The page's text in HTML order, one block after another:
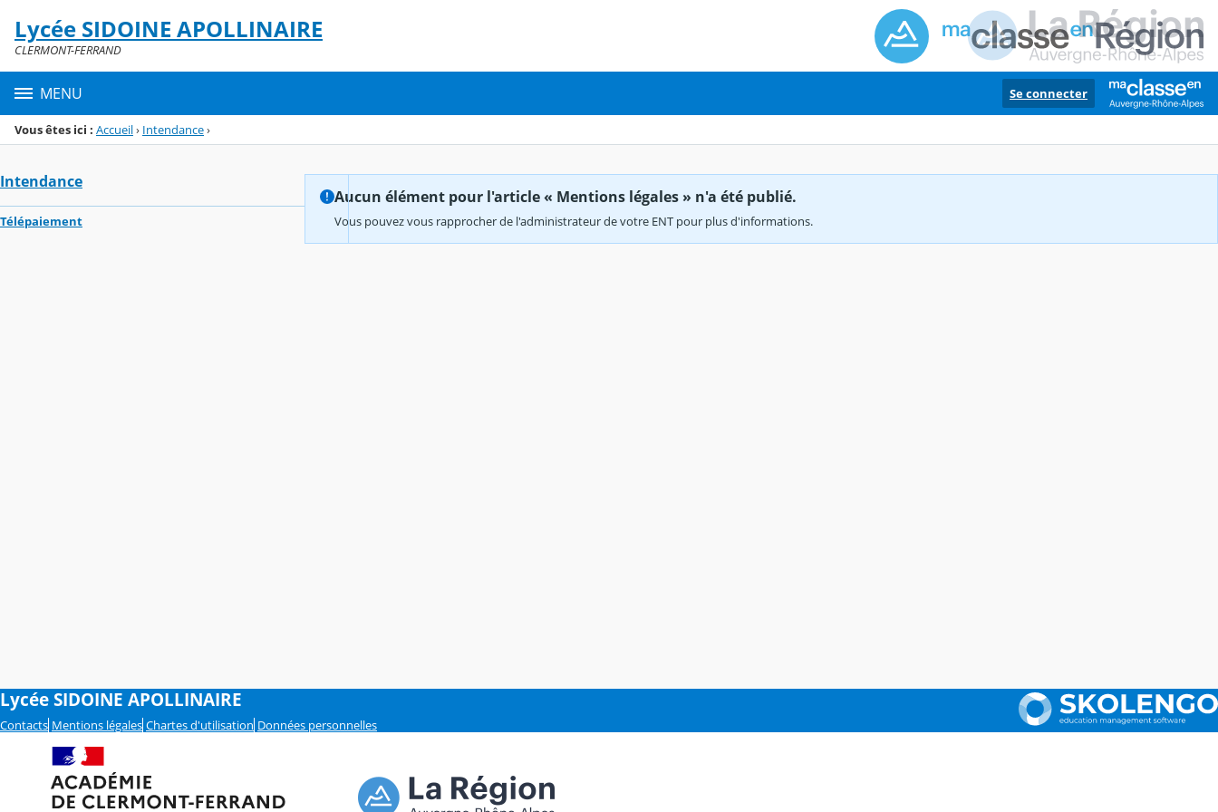
Menu de la rubrique
Contenu
Lycée SIDOINE APOLLINAIRE
CLERMONT-FERRAND
MENU Se connecter
Vous êtes ici : Accueil› Intendance›
Intendance
Télépaiement
Aucun élément pour l'article « Mentions légales » n'a été publié.
Vous pouvez vous rapprocher de l'administrateur de votre ENT pour plus d'informations.
Lycée SIDOINE APOLLINAIRE
Contacts Mentions légales Chartes d'utilisation Données personnelles